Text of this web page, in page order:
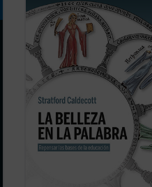
La Belleza en la Palabra
contribución única para
realidad al centro del
interrogantes ¿qué es una
educación? o ¿para qué
Caldecott ensaya una
arrojando una nueva ...(ver